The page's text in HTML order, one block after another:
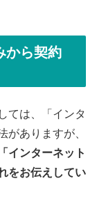
から契約
ては、「インタ
がありますが、
インターネット
をお伝えしてい